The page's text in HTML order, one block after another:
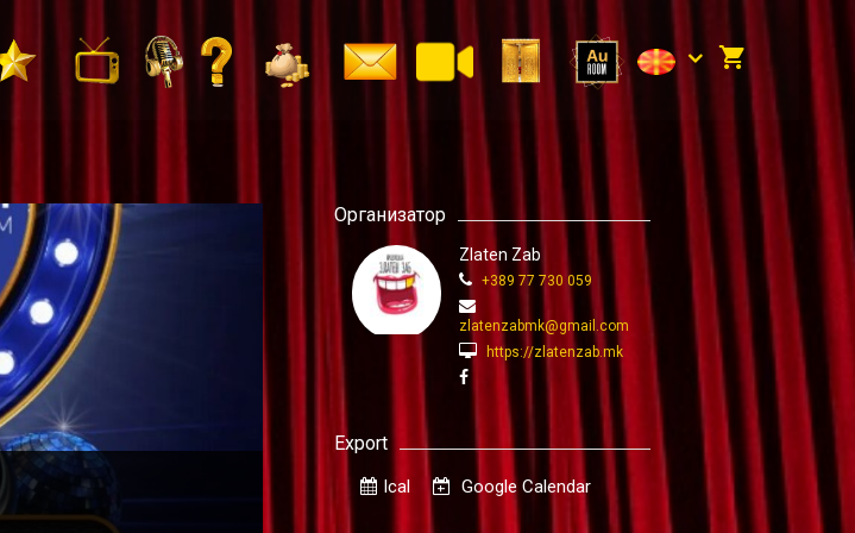
Организатор
Zlaten Zab
+389 77 730 059
zlatenzabmk@gmail.com
https://zlatenzab.mk
Export
Ical Google Calendar